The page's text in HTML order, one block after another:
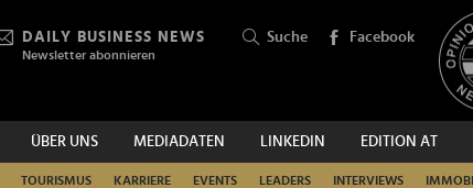
DAILY BUSINESS NEWS
Newsletter abonnieren
Suche Facebook
ÜBER UNS MEDIADATEN LINKEDIN EDITION AT
TOURISMUS KARRIERE EVENTS LEADERS INTERVIEWS
SUCHEN